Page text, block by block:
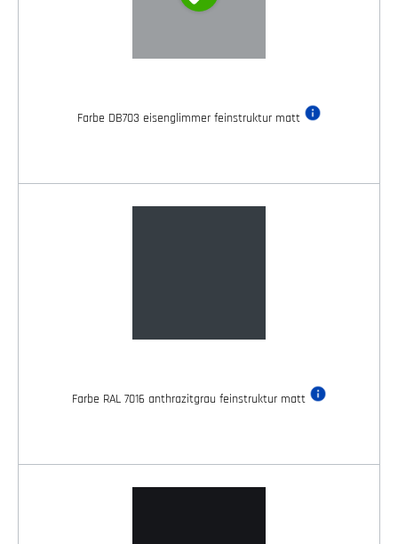
Farbe DB703 eisenglimmer feinstruktur matt
Farbe RAL 7016 anthrazitgrau feinstruktur matt